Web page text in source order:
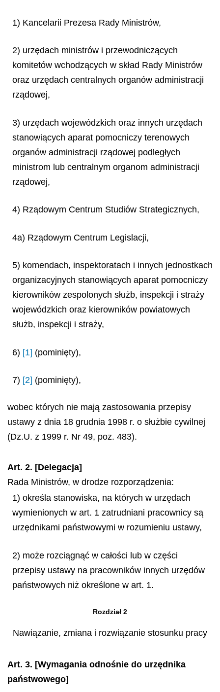
1) Kancelarii Prezesa Rady Ministrów,
2) urzędach ministrów i przewodniczących
komitetów wchodzących w skład Rady Ministrów
oraz urzędach centralnych organów administracji
rządowej,
3) urzędach wojewódzkich oraz innych urzędach
stanowiących aparat pomocniczy terenowych
organów administracji rządowej podległych
ministrom lub centralnym organom administracji
rządowej,
4) Rządowym Centrum Studiów Strategicznych,
4a) Rządowym Centrum Legislacji,
5) komendach, inspektoratach i innych jednostkach
organizacyjnych stanowiących aparat pomocniczy
kierowników zespolonych służb, inspekcji i straży
wojewódzkich oraz kierowników powiatowych
służb, inspekcji i straży,
6) [1] (pominięty),
7) [2] (pominięty),
wobec których nie mają zastosowania przepisy
ustawy z dnia 18 grudnia 1998 r. o służbie cywilnej
(Dz.U. z 1999 r. Nr 49, poz. 483).
Art. 2. [Delegacja]
Rada Ministrów, w drodze rozporządzenia:
1) określa stanowiska, na których w urzędach
wymienionych w art. 1 zatrudniani pracownicy są
urzędnikami państwowymi w rozumieniu ustawy,
2) może rozciągnąć w całości lub w części
przepisy ustawy na pracowników innych urzędów
państwowych niż określone w art. 1.
Rozdział 2
Nawiązanie, zmiana i rozwiązanie stosunku pracy
Art. 3. [Wymagania odnośnie do urzędnika
państwowego]